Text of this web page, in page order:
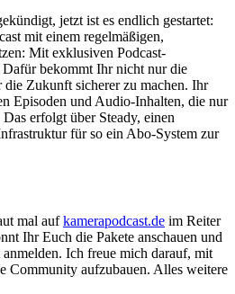
jetzt ist es endlich gestartet:
mit einem regelmäßigen,
Mit exklusiven Podcast-
bekommt Ihr nicht nur die
Zukunft sicherer zu machen. Ihr
Episoden und Audio-Inhalten, die nur
erfolgt über Steady, einen
für so ein Abo-System zur
mal aufkamerapodcast.de im Reiter
Ihr Euch die Pakete anschauen und
Ich freue mich darauf, mit
Community aufzubauen. Alles weitere